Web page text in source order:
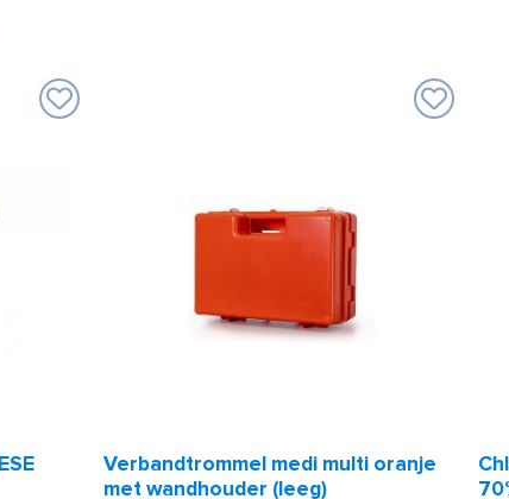
Verbandtrommel medi multi oranje
met wandhouder (leeg)